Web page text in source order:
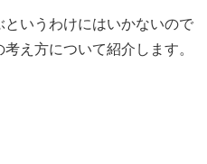
いうわけにはいかないので
え方について紹介します。